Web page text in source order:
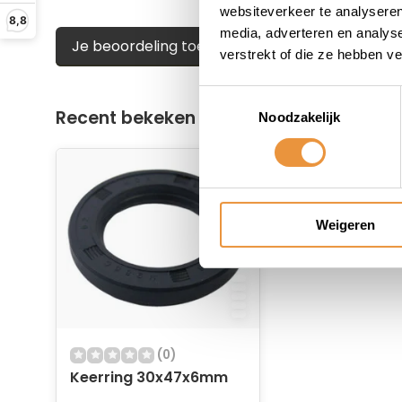
websiteverkeer te
media, adverteren en
verstrekt of die ze hebben
Noodzakelijk
Weigeren
8,8
Je beoordeling toevoegen
Recent bekeken
(0)
Keerring 30x47x6mm